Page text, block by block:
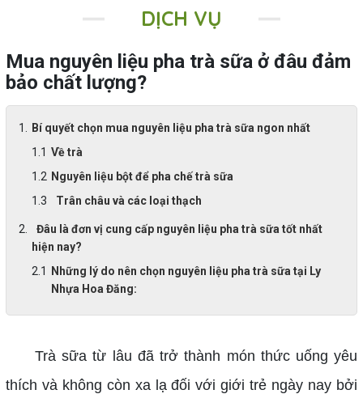
DỊCH VỤ
Mua nguyên liệu pha trà sữa ở đâu đảm
bảo chất lượng?
Bí quyết chọn mua nguyên liệu pha trà sữa ngon nhất
Về trà
Nguyên liệu bột để pha chế trà sữa
Trân châu và các loại thạch
Đâu là đơn vị cung cấp nguyên liệu pha trà sữa tốt nhất
hiện nay?
Những lý do nên chọn nguyên liệu pha trà sữa tại Ly
Nhựa Hoa Đăng:
Trà sữa từ lâu đã trở thành món thức uống yêu
thích và không còn xa lạ đối với giới trẻ ngày nay bởi